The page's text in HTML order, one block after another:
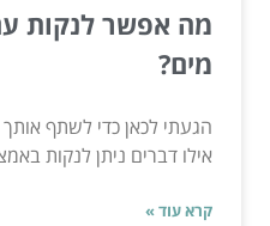
מה אפשר לנקות
מים?
הגעתי לכאן כדי לשתף
אילו דברים ניתן לנקות
קרא עוד »